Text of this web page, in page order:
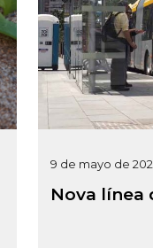
9 de mayo de
Nova línea